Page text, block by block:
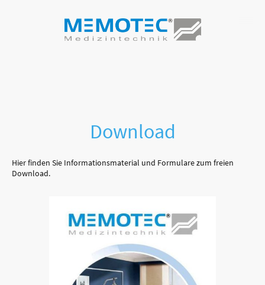
Download
Hier finden Sie Informationsmaterial und Formulare zum freien
Download.